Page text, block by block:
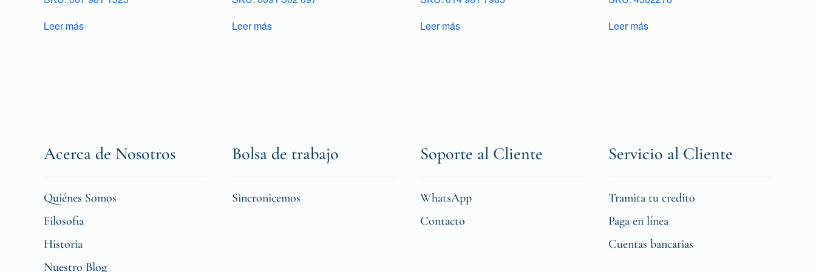
Leer más
Leer más
Leer más
Leer más
Acerca de Nosotros
Quiénes Somos
Filosofia
Historia
Nuestro Blog
Bolsa de trabajo
Sincronicemos
Soporte al Cliente
WhatsApp
Contacto
Servicio al Cliente
Tramita tu credito
Paga en línea
Cuentas bancarias